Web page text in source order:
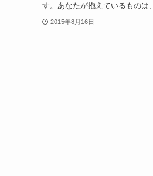
す。あなたが抱えているものは
2015年8月16日